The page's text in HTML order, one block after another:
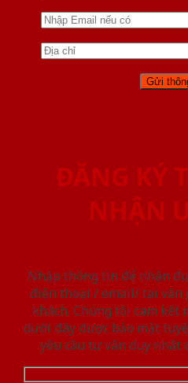
ĐĂNG KÝ
NHẬN
Nhập thông tin để nhận
điện thoại / email/ tại văn
khách. Chúng tôi cam
dưới đây được bảo mật
yêu cầu tư vấn duy nhất